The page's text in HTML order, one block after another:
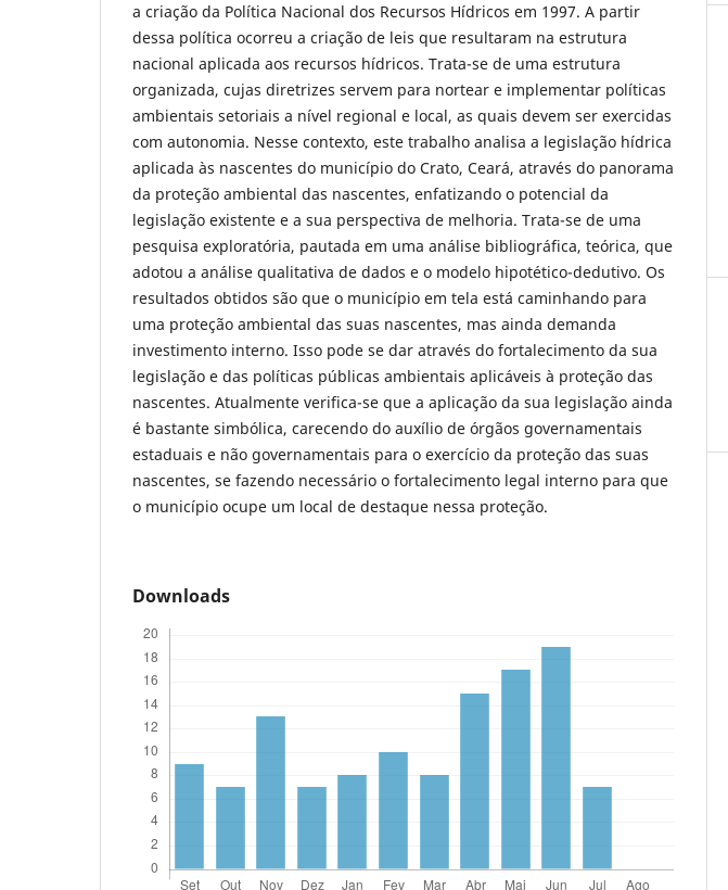
a criação da Política Nacional dos Recursos Hídricos em 1997. A partir
dessa política ocorreu a criação de leis que resultaram na estrutura
nacional aplicada aos recursos hídricos. Trata-se de uma estrutura
organizada, cujas diretrizes servem para nortear e implementar políticas
ambientais setoriais a nível regional e local, as quais devem ser exercidas
com autonomia. Nesse contexto, este trabalho analisa a legislação hídrica
aplicada às nascentes do município do Crato, Ceará, através do panorama
da proteção ambiental das nascentes, enfatizando o potencial da
legislação existente e a sua perspectiva de melhoria. Trata-se de uma
pesquisa exploratória, pautada em uma análise bibliográfica, teórica, que
adotou a análise qualitativa de dados e o modelo hipotético-dedutivo. Os
resultados obtidos são que o município em tela está caminhando para
uma proteção ambiental das suas nascentes, mas ainda demanda
investimento interno. Isso pode se dar através do fortalecimento da sua
legislação e das políticas públicas ambientais aplicáveis à proteção das
nascentes. Atualmente verifica-se que a aplicação da sua legislação ainda
é bastante simbólica, carecendo do auxílio de órgãos governamentais
estaduais e não governamentais para o exercício da proteção das suas
nascentes, se fazendo necessário o fortalecimento legal interno para que
o município ocupe um local de destaque nessa proteção.
Downloads